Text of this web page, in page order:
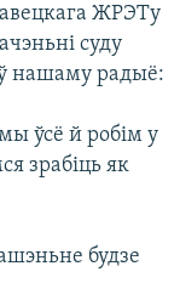
ЖРЭТу
суду
нашаму радыё:
ўсё й робім у
зрабіць як
будзе